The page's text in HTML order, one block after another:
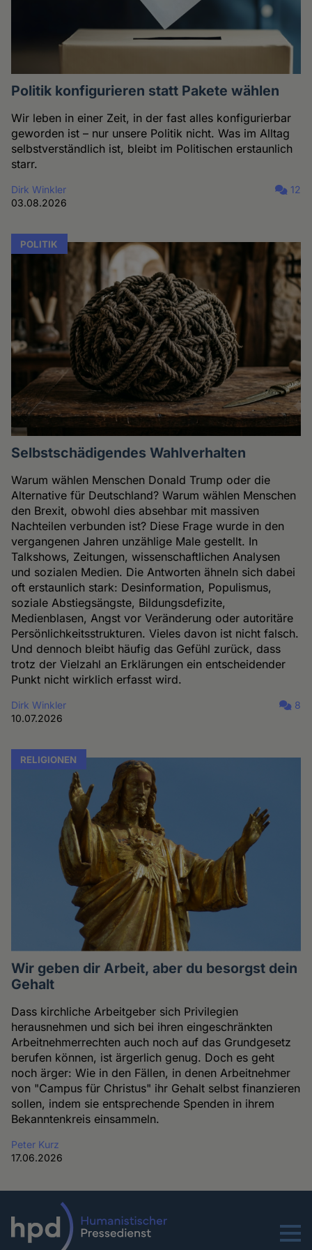
Politik konfigurieren statt Pakete wählen
Wir leben in einer Zeit, in der fast alles konfigurierbar
geworden ist – nur unsere Politik nicht. Was im Alltag
selbstverständlich ist, bleibt im Politischen erstaunlich
starr.
Dirk Winkler
03.08.2026
12
POLITIK
Selbstschädigendes Wahlverhalten
Warum wählen Menschen Donald Trump oder die
Alternative für Deutschland? Warum wählen Menschen
den Brexit, obwohl dies absehbar mit massiven
Nachteilen verbunden ist? Diese Frage wurde in den
vergangenen Jahren unzählige Male gestellt. In
Talkshows, Zeitungen, wissenschaftlichen Analysen
und sozialen Medien. Die Antworten ähneln sich dabei
oft erstaunlich stark: Desinformation, Populismus,
soziale Abstiegsängste, Bildungsdefizite,
Medienblasen, Angst vor Veränderung oder autoritäre
Persönlichkeitsstrukturen. Vieles davon ist nicht falsch.
Und dennoch bleibt häufig das Gefühl zurück, dass
trotz der Vielzahl an Erklärungen ein entscheidender
Punkt nicht wirklich erfasst wird.
Dirk Winkler
10.07.2026
8
RELIGIONEN
Wir geben dir Arbeit, aber du besorgst dein
Gehalt
Dass kirchliche Arbeitgeber sich Privilegien
herausnehmen und sich bei ihren eingeschränkten
Arbeitnehmerrechten auch noch auf das Grundgesetz
berufen können, ist ärgerlich genug. Doch es geht
noch ärger: Wie in den Fällen, in denen Arbeitnehmer
von "Campus für Christus" ihr Gehalt selbst finanzieren
sollen, indem sie entsprechende Spenden in ihrem
Bekanntenkreis einsammeln.
Peter Kurz
17.06.2026
Menu